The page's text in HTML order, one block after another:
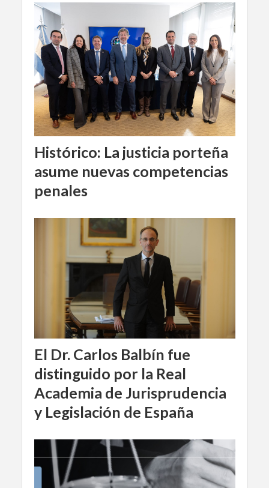
Histórico: La justicia porteña
asume nuevas competencias
penales
El Dr. Carlos Balbín fue
distinguido por la Real
Academia de Jurisprudencia
y Legislación de España